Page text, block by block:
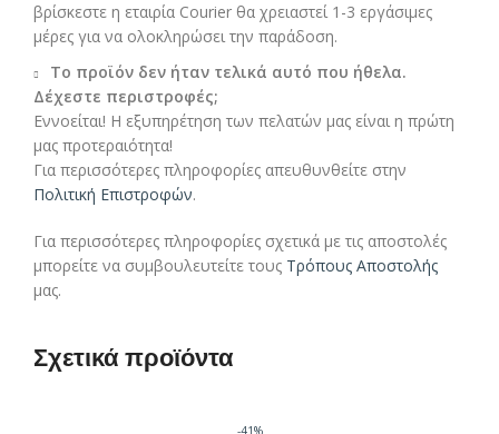
βρίσκεστε η εταιρία Courier θα χρειαστεί 1-3 εργάσιμες
μέρες για να ολοκληρώσει την παράδοση.
Το προϊόν δεν ήταν τελικά αυτό που ήθελα.
Δέχεστε περιστροφές;
Εννοείται! Η εξυπηρέτηση των πελατών μας είναι η πρώτη
μας προτεραιότητα!
Για περισσότερες πληροφορίες απευθυνθείτε στην
Πολιτική Επιστροφών.
Για περισσότερες πληροφορίες σχετικά με τις αποστολές
μπορείτε να συμβουλευτείτε τους Τρόπους Αποστολής
μας.
Σχετικά προϊόντα
-41%